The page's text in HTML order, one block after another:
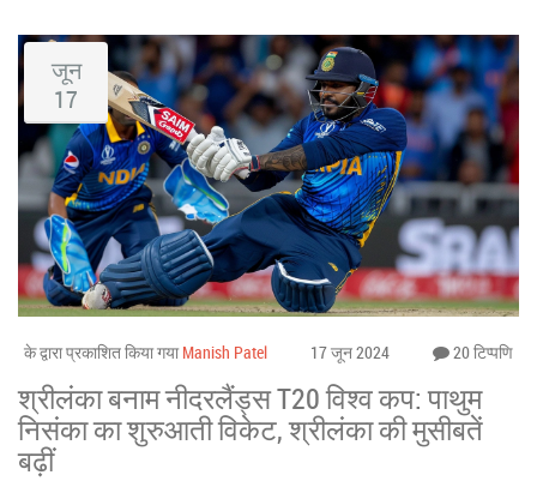
जून
17
के द्वारा प्रकाशित किया गया Manish Patel 17 जून 2024 20 टिप्पणि
श्रीलंका बनाम नीदरलैंड्स T20 विश्व कप: पाथुम
निसंका का शुरुआती विकेट, श्रीलंका की मुसीबतें
बढ़ीं